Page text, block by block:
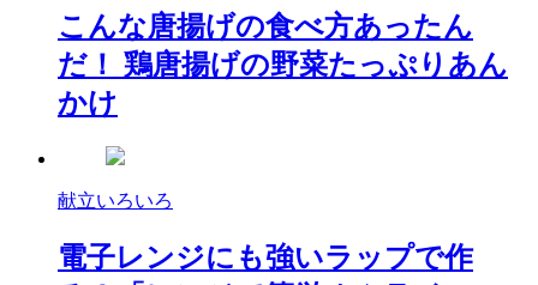
こんな唐揚げの食べ方あったん
だ！ 鶏唐揚げの野菜たっぷりあん
かけ
献立いろいろ
電子レンジにも強いラップで作